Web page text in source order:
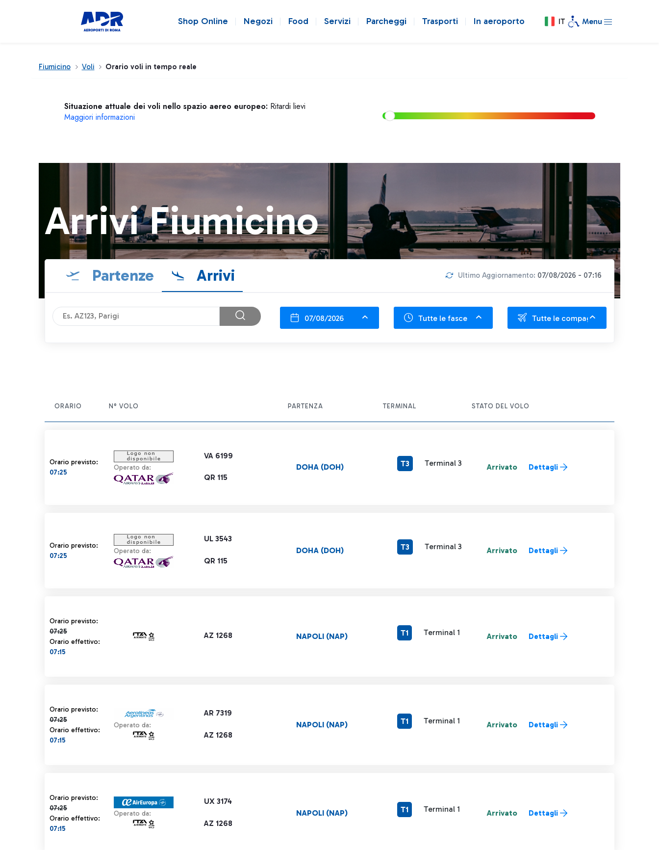
Shop Online Negozi Food Servizi Parcheggi Trasporti In aeroporto IT Menu
Fiumicino Voli Orario voli in tempo reale
Situazione attuale dei voli nello spazio aereo europeo: Ritardi lievi
Maggiori informazioni
Arrivi Fiumicino
Partenze Arrivi Ultimo Aggiornamento: 07/08/2026 - 07:16
07/08/2026 Tutte le fasce Tutte le compagnie
ORARIO N° VOLO PARTENZA TERMINAL STATO DEL VOLO
Orario previsto:
07:25
VA 6199
Operato da:
QR 115
DOHA (DOH) T3 Terminal 3 Arrivato Dettagli
Orario previsto:
07:25
UL 3543
Operato da:
QR 115
DOHA (DOH) T3 Terminal 3 Arrivato Dettagli
Orario previsto:
07:25
Orario previsto 07:25 barrato
Orario effettivo:
07:15
AZ 1268 NAPOLI (NAP) T1 Terminal 1 Arrivato Dettagli
Orario previsto:
07:25
Orario previsto 07:25 barrato
Orario effettivo:
07:15
AR 7319
Operato da:
AZ 1268
NAPOLI (NAP) T1 Terminal 1 Arrivato Dettagli
Orario previsto:
07:25
Orario previsto 07:25 barrato
Orario effettivo:
07:15
UX 3174
Operato da:
AZ 1268
NAPOLI (NAP) T1 Terminal 1 Arrivato Dettagli